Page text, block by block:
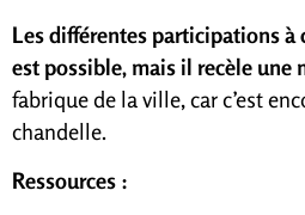
Les différentes participations
est possible, mais il recèle
fabrique de la ville, car c’est
chandelle.
Ressources :